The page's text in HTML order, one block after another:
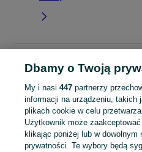
Akcesoria do spania -
KATEGORIA
Dbamy o Twoją
My i nasi 447partnerzy
informacji na urządzeniu, takich
plikach cookie w celu
Użytkownik może
klikając poniżej lub w
prywatności. Te wybory będą